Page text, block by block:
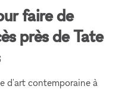
faire de
près de Tate
d'art contemporaine à